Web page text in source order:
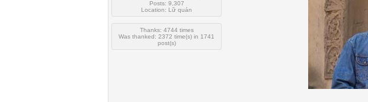
Posts: 9,307
Location: Lữ quán
Thanks: 4744 times
Was thanked: 2372 time(s) in 1741
post(s)